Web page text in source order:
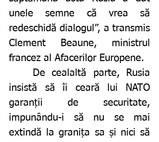
unele semne că vrea să
redeschidă dialogul”, a transmis
Clement Beaune, ministrul
francez al Afacerilor Europene.
insistă să îi ceară lui NATO
garanții de securitate,
impunându-i să nu se mai
extindă la granița sa și nici să